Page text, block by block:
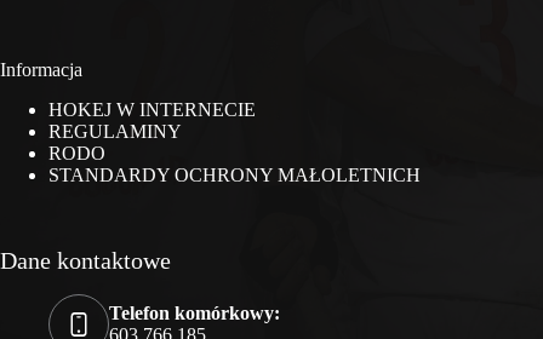
Informacja
HOKEJ W INTERNECIE
REGULAMINY
RODO
STANDARDY OCHRONY MAŁOLETNICH
Dane kontaktowe
Telefon komórkowy:
603 766 185